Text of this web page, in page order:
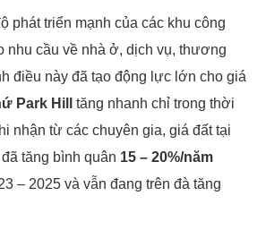
phát triển mạnh của các khu công
nhu cầu về nhà ở, dịch vụ, thương
điều này đã tạo động lực lớn cho giá
Park Hill
tăng nhanh chỉ trong thời
nhận từ các chuyên gia, giá đất tại
tăng bình quân 15 – 20%/năm
– 2025 và vẫn đang trên đà tăng